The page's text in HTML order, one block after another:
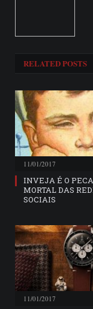
RELATEDPOSTS
11/01/2017
INVEJA É O
MORTAL DAS
SOCIAIS
11/01/2017